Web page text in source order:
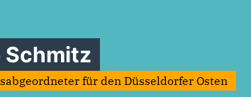
Schmitz
für den Düsseldorfer Osten